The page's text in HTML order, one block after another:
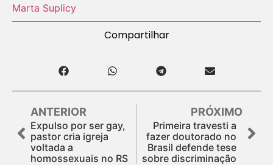
Marta Suplicy
Compartilhar
ANTERIOR
Expulso por ser gay,
pastor cria igreja
voltada a
homossexuais no RS
PRÓXIMO
Primeira travesti a
fazer doutorado no
Brasil defende tese
sobre discriminação